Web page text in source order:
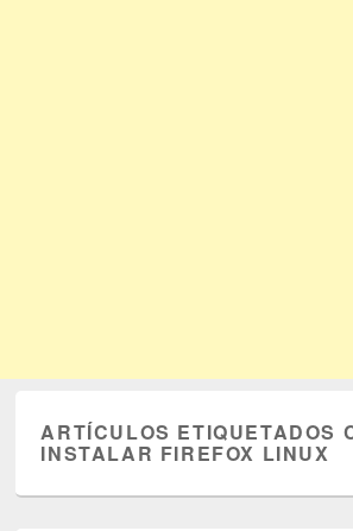
ARTÍCULOS ETIQUETADOS
INSTALAR FIREFOX LINUX